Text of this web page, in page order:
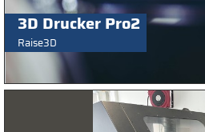
3D Drucker Pro2
Raise3D